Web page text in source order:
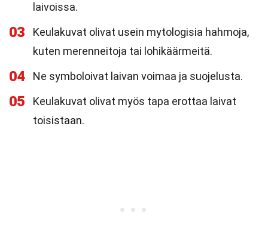
laivoissa.
03
Keulakuvat olivat usein mytologisia hahmoja,
kuten merenneitoja tai lohikäärmeitä.
04 Ne symboloivat laivan voimaa ja suojelusta.
05
Keulakuvat olivat myös tapa erottaa laivat
toisistaan.